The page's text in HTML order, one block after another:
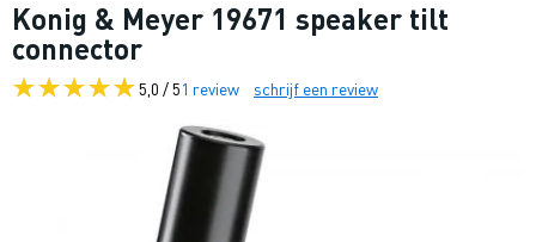
Konig & Meyer 19671 speaker tilt
connector
5,0 / 51 review schrijf een review